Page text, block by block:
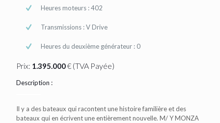
Heures moteurs : 402
Transmissions : V Drive
Heures du deuxième générateur : 0
Prix: 1.395.000€ (TVA Payée)
Description :
Il y a des bateaux qui racontent une histoire familière et des
bateaux qui en écrivent une entièrement nouvelle. M/ Y MONZA